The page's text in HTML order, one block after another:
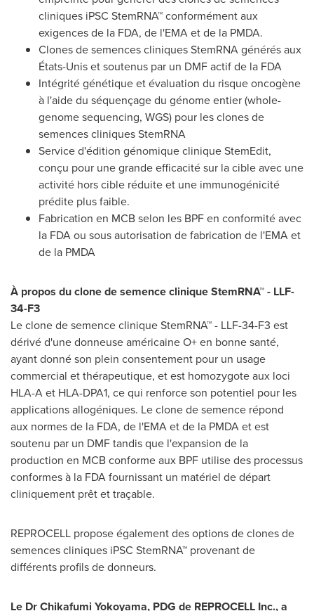
cliniques iPSC StemRNA™ conformément aux
exigences de la FDA, de l'EMA et de la PMDA.
Clones de semences cliniques StemRNA générés aux
États-Unis et soutenus par un DMF actif de la FDA
Intégrité génétique et évaluation du risque oncogène
à l'aide du séquençage du génome entier (whole-
genome sequencing, WGS) pour les clones de
semences cliniques StemRNA
Service d'édition génomique clinique StemEdit,
conçu pour une grande efficacité sur la cible avec une
activité hors cible réduite et une immunogénicité
prédite plus faible.
Fabrication en MCB selon les BPF en conformité avec
la FDA ou sous autorisation de fabrication de l'EMA et
de la PMDA
À propos du clone de semence clinique StemRNA™ - LLF-
34-F3
Le clone de semence clinique StemRNA™ - LLF-34-F3 est
dérivé d'une donneuse américaine O+ en bonne santé,
ayant donné son plein consentement pour un usage
commercial et thérapeutique, et est homozygote aux loci
HLA-A et HLA-DPA1, ce qui renforce son potentiel pour les
applications allogéniques. Le clone de semence répond
aux normes de la FDA, de l'EMA et de la PMDA et est
soutenu par un DMF tandis que l'expansion de la
production en MCB conforme aux BPF utilise des processus
conformes à la FDA fournissant un matériel de départ
cliniquement prêt et traçable.
REPROCELL propose également des options de clones de
semences cliniques iPSC StemRNA™ provenant de
différents profils de donneurs.
Le Dr Chikafumi Yokoyama, PDG de REPROCELL Inc., a